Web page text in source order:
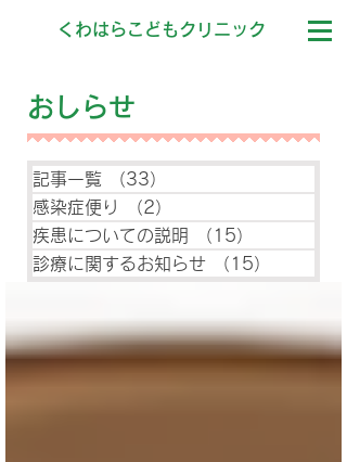
くわはらこどもクリニック
おしらせ
記事一覧 （33）
感染症便り
（2）
疾患についての説明
（15）
診療に関するお知らせ
（15）